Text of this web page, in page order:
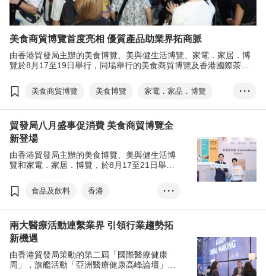
美食商貿博覽首度亮相 優質產品助業界拓商脈
由香港貿發局主辦的美食博覽、美與健生活博覽、家電．家居．博
覽於8月17至19日舉行，同場舉行的美食商貿博覽及香港國際茶展
美食商貿博覽 美食博覽
家電．家品．博覽
美與健生活博覽
香港國際茶展
國際現代化中醫藥及健康產品會議
電子消費券
林健岳
掃碼易
• • •
貿發局八月盛事促消費 美食商貿博覽全
新登場
由香港貿發局主辦的美食博覽、美與健生活博
覽和家電．家居．博覽，於8月17至21日舉
兩項貿易展覽，亦於8月17至19日同場亮相。
食品及飲料
香港
美食商貿博覽
美食博覽
家電．家品．博覽
美與健生活博覽
香港國際茶展
• • •
兩大醫療活動連繫業界 引領行業趨勢拓
新機遇
由香港貿發局策動的第二屆「國際醫療健康
周」，旗艦活動「亞洲醫療健康高峰論壇」及